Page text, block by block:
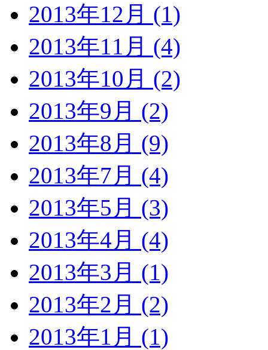
2013年12月 (1)
2013年11月 (4)
2013年10月 (2)
2013年9月 (2)
2013年8月 (9)
2013年7月 (4)
2013年5月 (3)
2013年4月 (4)
2013年3月 (1)
2013年2月 (2)
2013年1月 (1)